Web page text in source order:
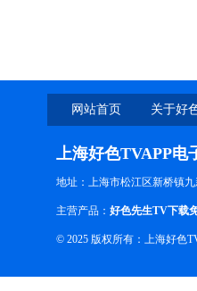
网站首页 关于好
上海好色TVAPP电
地址：上海市松江区新桥镇
主营产品： 好色先生TV下载
© 2025 版权所有：上海好